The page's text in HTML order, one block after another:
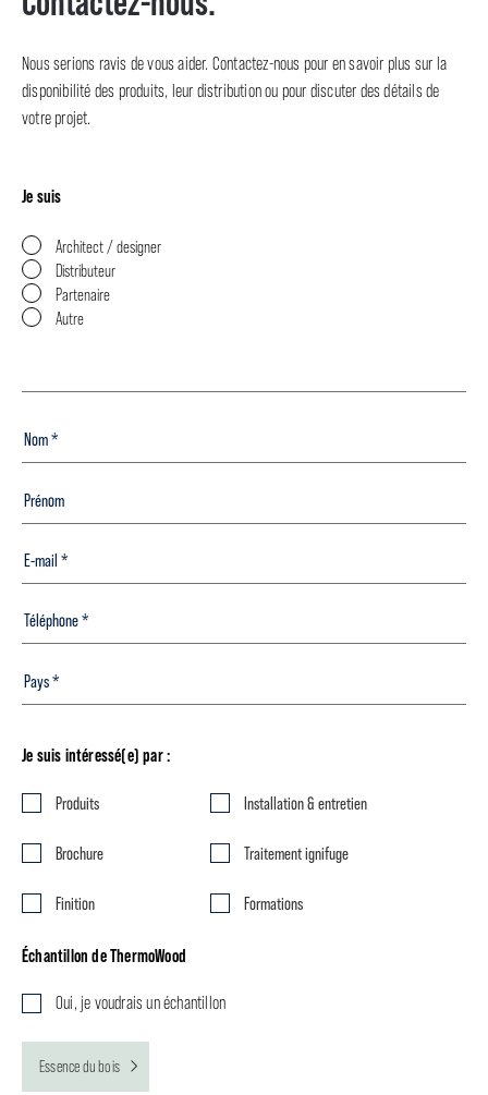
Nous serions ravis de vous aider. Contactez-nous pour en savoir plus sur la
disponibilité des produits, leur distribution ou pour discuter des détails de
votre projet.
Je suis
Architect / designer
Distributeur
Partenaire
Autre
Je suis intéressé(e) par :
Produits Installation & entretien
Brochure Traitement ignifuge
Finition Formations
Échantillon de ThermoWood
Oui, je voudrais un échantillon
Essence du bois